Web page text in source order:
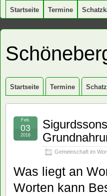
Startseite Termine
Startseite Termine
Gemeinschaft im
Feb.
03
2016
Was liegt an
Worten kann